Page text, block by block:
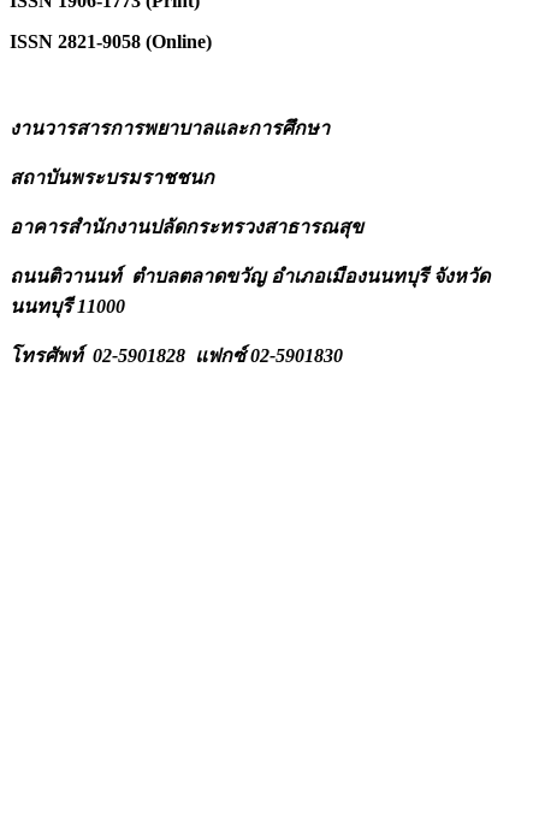
ISSN 2821-9058 (Online)
งานวารสารการพยาบาลและการศึกษา
สถาบันพระบรมราชชนก
อาคารสำนักงานปลัดกระทรวงสาธารณสุข
ถนนติวานนท์ตำบลตลาดขวัญ อำเภอเมืองนนทบุรี จังหวัด
นนทบุรี11000
โทรศัพท์ 02-5901828 แฟกซ์ 02-5901830